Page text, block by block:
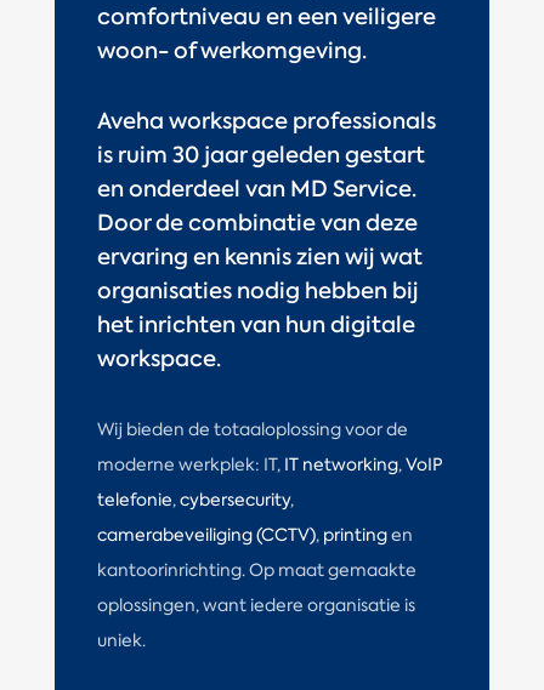
comfortniveau en een veiligere
woon- of werkomgeving.
Aveha workspace professionals
is ruim 30 jaar geleden gestart
en onderdeel van MD Service.
Door de combinatie van deze
ervaring en kennis zien wij wat
organisaties nodig hebben bij
het inrichten van hun digitale
workspace.
Wij bieden de totaaloplossing voor de
moderne werkplek: IT, IT networking,VoIP
telefonie,cybersecurity,
camerabeveiliging (CCTV), printingen
kantoorinrichting. Op maat gemaakte
oplossingen, want iedere organisatie is
uniek.